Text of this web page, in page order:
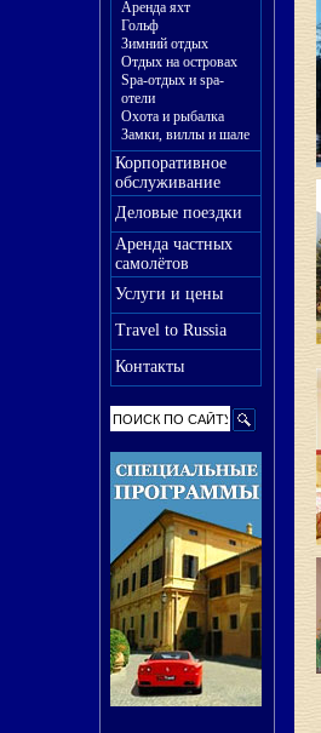
Аренда яхт
Гольф
Зимний отдых
Отдых на островах
Spa-отдых и spa-
отели
Охота и рыбалка
Замки, виллы и шале
Корпоративное
обслуживание
Деловые поездки
Аренда частных
самолётов
Услуги и цены
Travel to Russia
Контакты